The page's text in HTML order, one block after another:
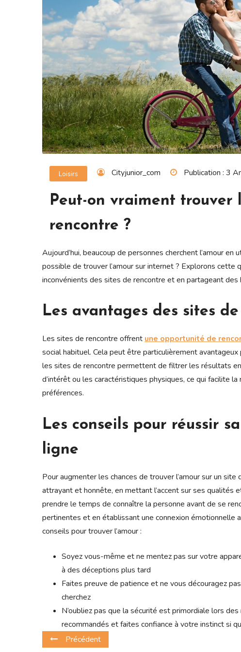
Loisirs Cityjunior_com Publication : 3
Peut-on vraiment trouver
rencontre ?
Aujourd’hui, beaucoup de personnes cherchent l’amour
possible de trouver l’amour sur internet ? Explorons cette
inconvénients des sites de rencontre et en partageant des
Les avantages des sites
Les sites de rencontre offrentune opportunité de
social habituel. Cela peut être particulièrement
les sites de rencontre permettent de filtrer les résultats
d’intérêt ou les caractéristiques physiques, ce qui facilite
préférences.
Les conseils pour réussir
ligne
Pour augmenter les chances de trouver l’amour sur un
attrayant et honnête, en mettant l’accent sur ses qualités
prendre le temps de connaître la personne avant de se
pertinentes et en établissant une connexion émotionnelle
conseils pour trouver l’amour :
Soyez vous-même et ne mentez pas sur votre
à des déceptions plus tard
Faites preuve de patience et ne vous découragez
cherchez
N’oubliez pas que la sécurité est primordiale lors
recommandés et faites confiance à votre instinct si
Précédent